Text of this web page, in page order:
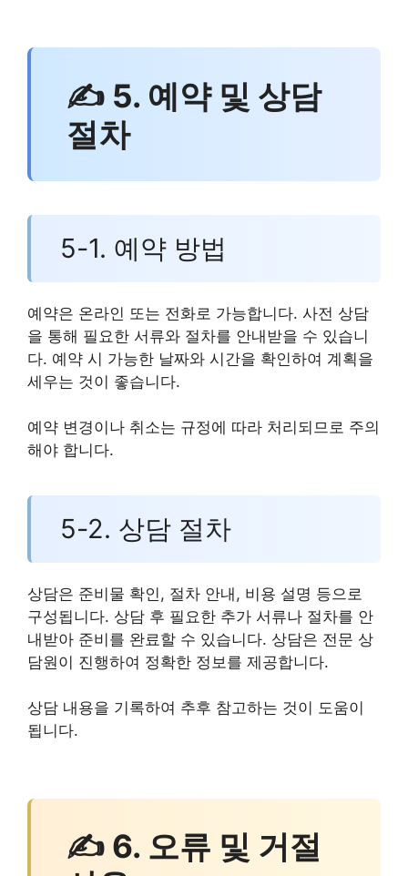
✍ 5. 예약 및 상담
절차
5-1. 예약 방법
예약은 온라인 또는 전화로 가능합니다. 사전 상담
을 통해 필요한 서류와 절차를 안내받을 수 있습니
다. 예약 시 가능한 날짜와 시간을 확인하여 계획을
세우는 것이 좋습니다.
예약 변경이나 취소는 규정에 따라 처리되므로 주의
해야 합니다.
5-2. 상담 절차
상담은 준비물 확인, 절차 안내, 비용 설명 등으로
구성됩니다. 상담 후 필요한 추가 서류나 절차를 안
내받아 준비를 완료할 수 있습니다. 상담은 전문 상
담원이 진행하여 정확한 정보를 제공합니다.
상담 내용을 기록하여 추후 참고하는 것이 도움이
됩니다.
✍ 6. 오류 및 거절